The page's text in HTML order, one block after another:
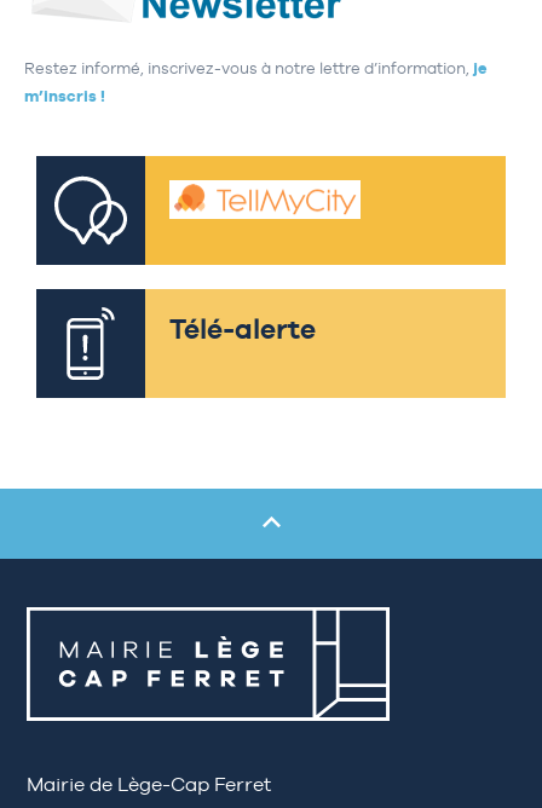
Restez informé, inscrivez-vous à notre lettre d’information, je
m’inscris !
Télé-alerte
Mairie de Lège-Cap Ferret